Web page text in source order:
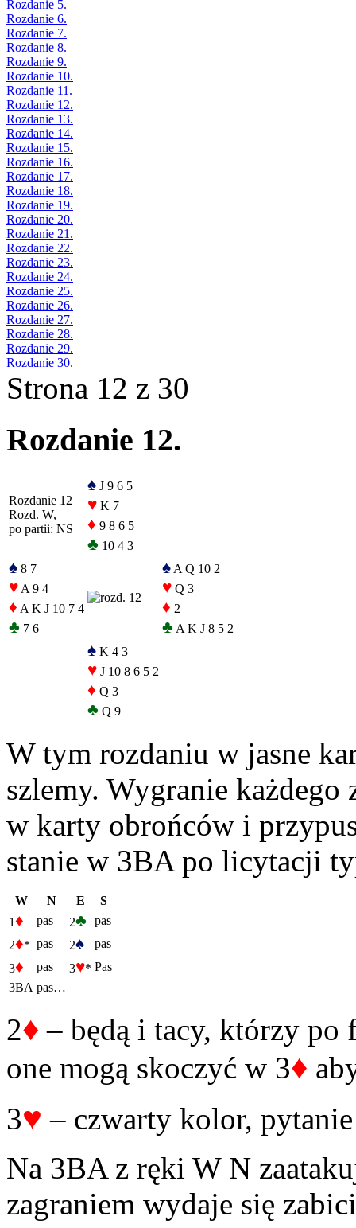
Rozdanie 5.
Rozdanie 6.
Rozdanie 7.
Rozdanie 8.
Rozdanie 9.
Rozdanie 10.
Rozdanie 11.
Rozdanie 12.
Rozdanie 13.
Rozdanie 14.
Rozdanie 15.
Rozdanie 16.
Rozdanie 17.
Rozdanie 18.
Rozdanie 19.
Rozdanie 20.
Rozdanie 21.
Rozdanie 22.
Rozdanie 23.
Rozdanie 24.
Rozdanie 25.
Rozdanie 26.
Rozdanie 27.
Rozdanie 28.
Rozdanie 29.
Rozdanie 30.
Strona 12 z 30
Rozdanie 12.
Rozdanie 12
Rozd. W,
po partii: NS
♠ J 9 6 5
♥ K 7
♦ 9 8 6 5
♣ 10 4 3
♠ 8 7
♥ A 9 4
♦ A K J 10 7 4
♣ 7 6
♠ A Q 10 2
♥ Q 3
♦ 2
♣ A K J 8 5 2
♠ K 4 3
♥ J 10 8 6 5 2
♦ Q 3
♣ Q 9
W tym rozdaniu w jasne
szlemy. Wygranie
w karty obrońców i
stanie w 3BA po licytacji
W N E
S
1♦ pas 2♣ pas
2♦* pas 2♠
pas
3♦ pas 3♥* Pas
3BA pas…
2♦ – będą i tacy, którzy po
one mogą skoczyć w 3♦
3♥ – czwarty kolor,
Na 3BA z ręki W N
zagraniem wydaje się